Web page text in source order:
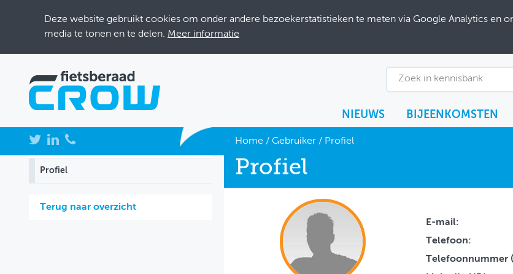
Deze website gebruikt cookies om onder andere bezoekerstatistieken te meten via Google Analytics en
media te tonen en te delen. Meer informatie
Zoek in kennisbank
NIEUWS BIJEENKOMSTEN
NIEUWS
BIJEENKOMSTEN
Home / Gebruiker/ Profiel
Profiel
Terug naar overzicht
Profiel
E-mail:
Telefoon:
Telefoonnummer